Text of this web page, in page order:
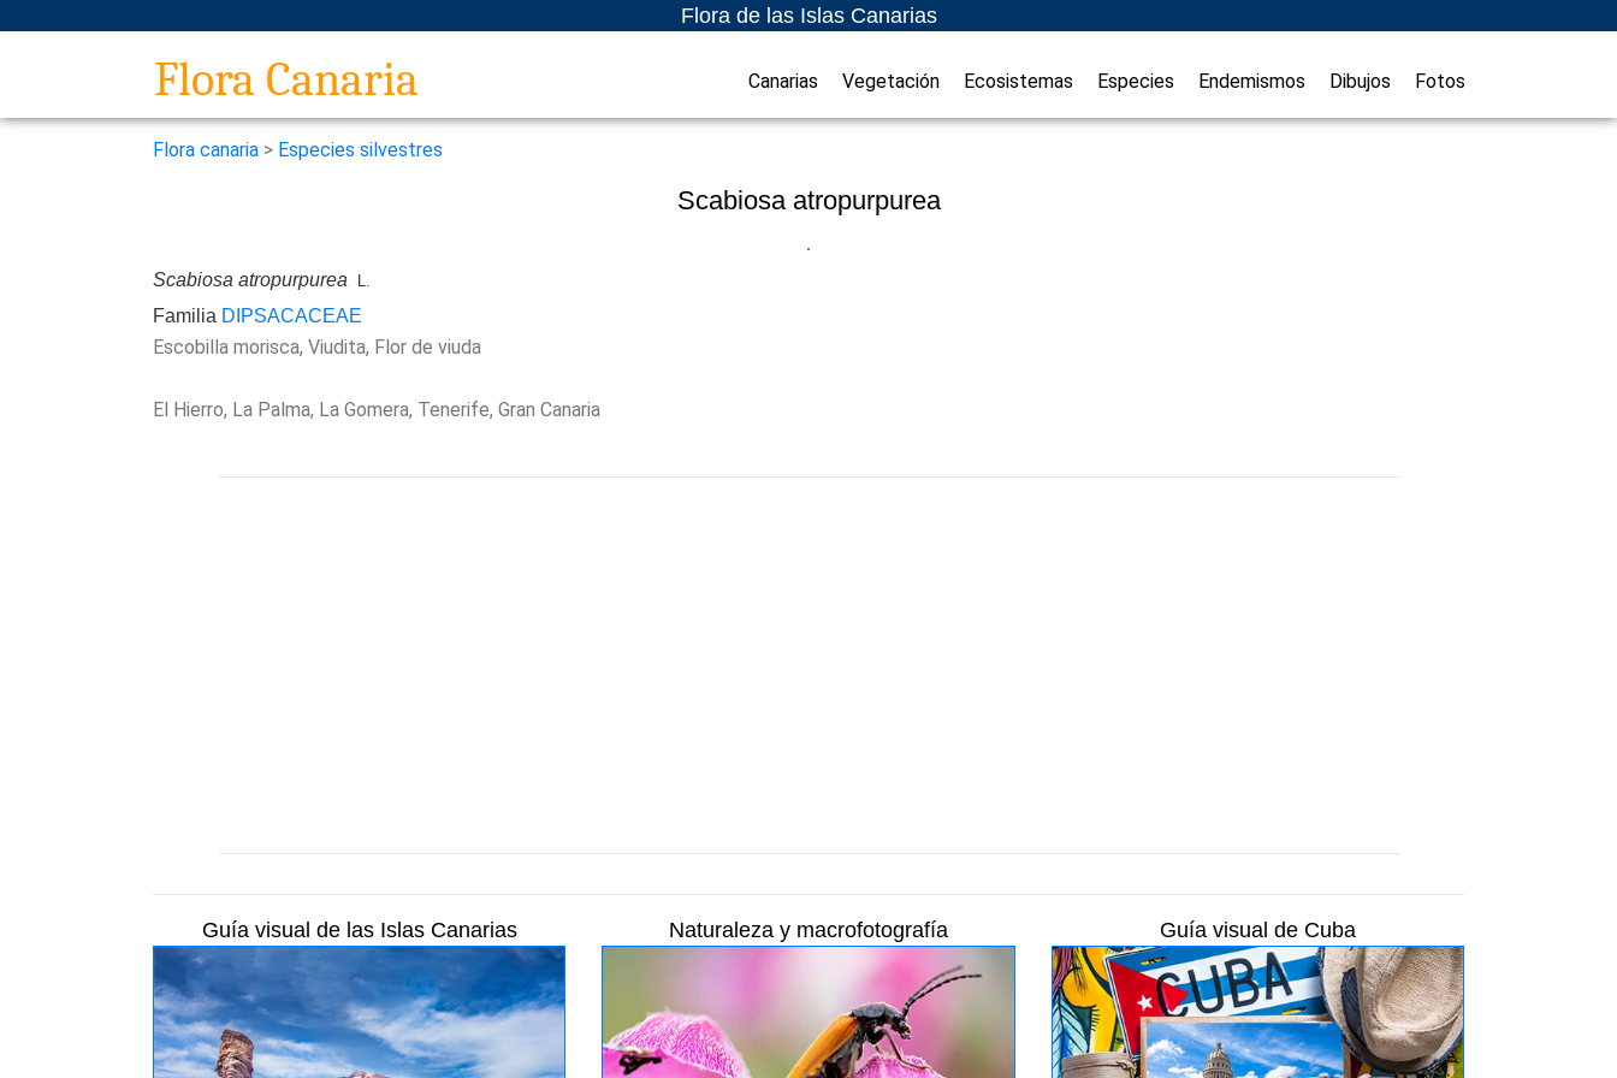
Flora de las Islas Canarias
Flora Canaria Canarias Vegetación Ecosistemas Especies Endemismos Dibujos Fotos
Flora canaria > Especies silvestres
Scabiosa atropurpurea
Scabiosa atropurpurea L.
Familia DIPSACACEAE
Escobilla morisca, Viudita, Flor de viuda
El Hierro, La Palma, La Gomera, Tenerife, Gran Canaria
Guía visual de las Islas Canarias Naturaleza y macrofotografía Guía visual de Cuba